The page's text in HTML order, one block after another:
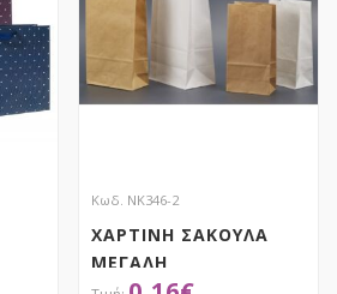
Κωδ. ΝΚ346-2
ΧΑΡΤΙΝΗ ΣΑΚΟΥΛΑ
ΜΕΓΑΛΗ